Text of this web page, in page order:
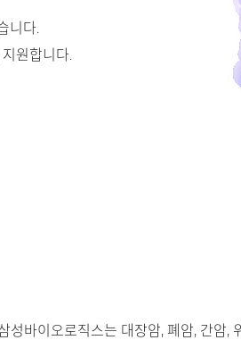
니다.
원합니다.
바이오로직스는 대장암, 폐암, 간암,